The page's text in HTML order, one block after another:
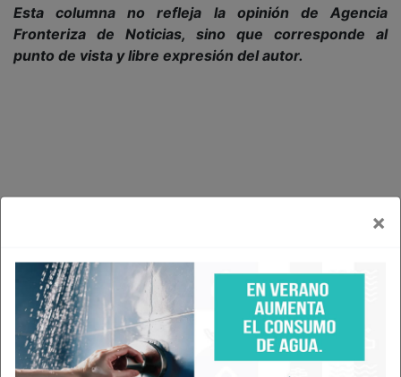
×
Esta columna no refleja la opinión de Agencia
Fronteriza de Noticias, sino que corresponde al
punto de vista y libre expresión del autor.